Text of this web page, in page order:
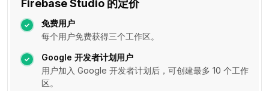
Firebase Studio 的定价
免费用户
每个用户免费获得三个工作区。
Google 开发者计划用户
用户加入 Google 开发者计划后，可创建最多 10 个工作
区。